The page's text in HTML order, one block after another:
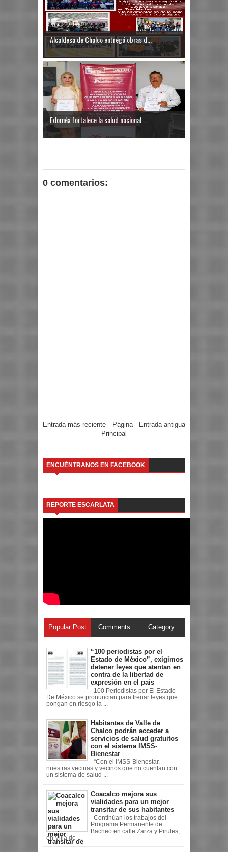
Alcaldesa de Chalco entregó obras d...
Edoméx fortalece la salud nacional ...
0 comentarios:
Entrada más reciente Entrada antigua
Página
Principal
ENCUÉNTRANOS EN FACEBOOK
REPORTE ESCARLATA
Popular Post Comments Category
“100 periodistas por el
Estado de México”, exigimos
detener leyes que atentan en
contra de la libertad de
expresión en el país
100 Periodistas por El Estado
De México se pronuncian para frenar leyes que
pongan en riesgo la ...
Habitantes de Valle de
Chalco podrán acceder a
servicios de salud gratuitos
con el sistema IMSS-
Bienestar
“Con el IMSS-Bienestar,
nuestras vecinas y vecinos que no cuentan con
un sistema de salud ...
Coacalco mejora sus
vialidades para un mejor
transitar de sus habitantes
Continúan los trabajos del
Programa Permanente de
Bacheo en calle Zarza y Pirules,
en Villa de ...